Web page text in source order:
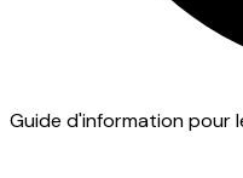
Guide d'information pour